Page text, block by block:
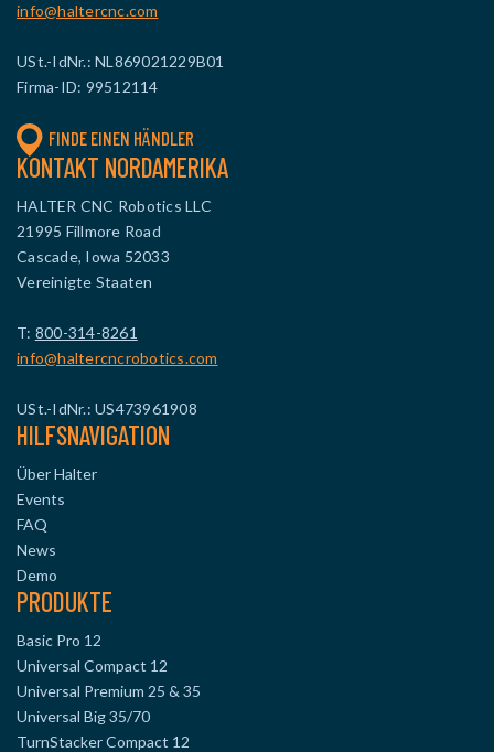
info@haltercnc.com
USt.-IdNr.: NL869021229B01
Firma-ID: 99512114
FINDE EINEN HÄNDLER
KONTAKT NORDAMERIKA
HALTER CNC Robotics LLC
21995 Fillmore Road
Cascade, Iowa 52033
Vereinigte Staaten
T: 800-314-8261
info@haltercncrobotics.com
USt.-IdNr.: US473961908
HILFSNAVIGATION
Über Halter
Events
FAQ
News
Demo
PRODUKTE
Basic Pro 12
Universal Compact 12
Universal Premium 25 & 35
Universal Big 35/70
TurnStacker Compact 12